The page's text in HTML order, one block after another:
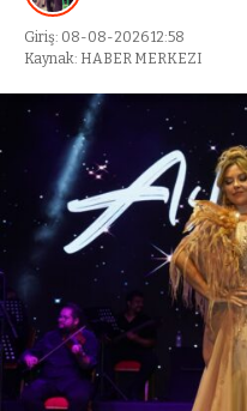
Giriş: 08-08-2026 12:58
Kaynak: HABER MERKEZI